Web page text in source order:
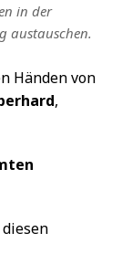
in der
austauschen.
Händen von
,